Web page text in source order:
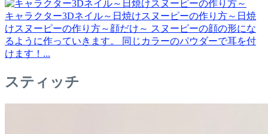
キャラクター3Dネイル～日焼けスヌーピーの作り方～ 日焼
けスヌーピーの作り方～顔だけ～ スヌーピーの顔の形にな
るように作っていきます。 同じカラーのパウダーで耳を付
けます！...
スティッチ